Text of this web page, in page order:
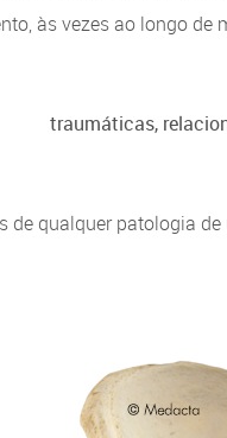
às vezes ao longo
traumáticas,
de qualquer patologia